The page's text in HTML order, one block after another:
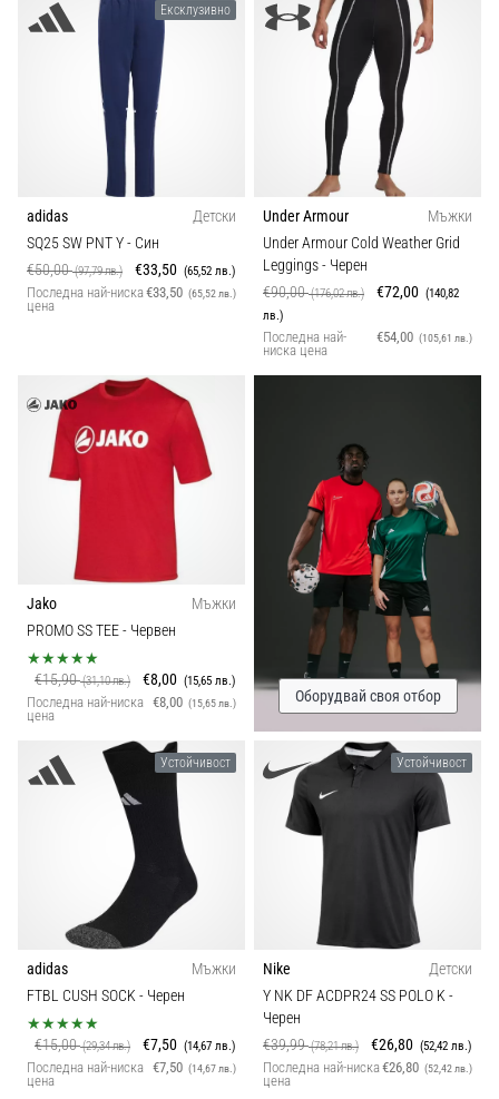
Ексклузивно
adidas
Детски
SQ25 SW PNT Y- Син
€50,00(97,79 лв.) €33,50 (65,52 лв.)
Последна най-ниска
цена
€33,50 (65,52 лв.)
Under Armour
Мъжки
Under Armour Cold Weather Grid
Leggings- Черен
€90,00(176,02 лв.) €72,00 (140,82
лв.)
Последна най-
ниска цена
€54,00 (105,61 лв.)
Jako
Мъжки
PROMO SS TEE- Червен
€15,90(31,10 лв.) €8,00 (15,65 лв.)
Последна най-ниска
цена
€8,00 (15,65 лв.) Оборудвай своя отбор
Устойчивост
adidas
Мъжки
FTBL CUSH SOCK- Черен
€15,00(29,34 лв.) €7,50 (14,67 лв.)
Последна най-ниска
цена
€7,50 (14,67 лв.)
Устойчивост
Nike
Детски
Y NK DF ACDPR24 SS POLO K-
Черен
€39,99(78,21 лв.) €26,80 (52,42 лв.)
Последна най-ниска
цена
€26,80 (52,42 лв.)